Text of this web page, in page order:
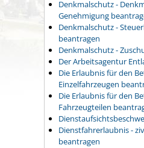
Denkmalschutz -
Genehmigung
Denkmalschutz -
beantragen
Denkmalschutz -
Der Arbeitsagentur
Die Erlaubnis für den
Einzelfahrzeugen
Die Erlaubnis für den
Fahrzeugteilen
Dienstfahrerlaubnis -
beantragen